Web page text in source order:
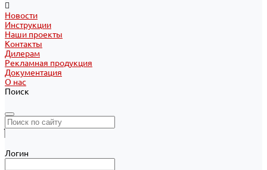
Новости
Инструкции
Наши проекты
Контакты
Дилерам
Рекламная продукция
Документация
О нас
Поиск
Логин